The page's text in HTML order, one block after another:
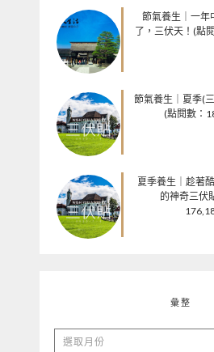
節氣養生｜一年
了，三伏天！(點
節氣養生｜夏季(
(點閱數：
夏季養生｜趁著
的神奇三伏
彙整
彙